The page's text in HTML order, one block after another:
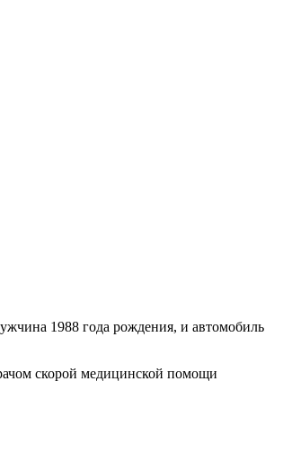
1988 года рождения, и автомобиль
скорой медицинской помощи